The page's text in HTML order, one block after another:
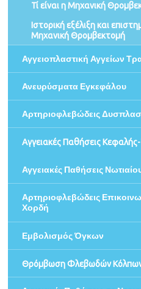
Τί είναι η Μηχανική
Ιστορική εξέλιξη και
Μηχανική Θρομβεκτομή
Αγγειοπλαστική Αγγείων
Ανευρύσματα Εγκεφάλου
Αρτηριοφλεβώδεις
Αγγειακές Παθήσεις
Αγγειακές Παθήσεις
Αρτηριοφλεβώδεις
Χορδή
Εμβολισμός Όγκων
Θρόμβωση Φλεβωδών